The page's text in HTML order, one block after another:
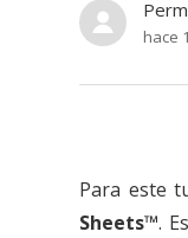
hace
Para este
Sheets™.